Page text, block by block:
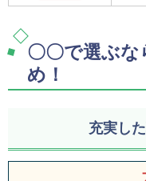
〇〇で選ぶ
め！
充実し